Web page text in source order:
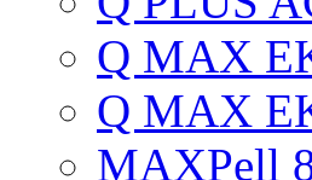
Q MAX
Q MAX
MAXPell